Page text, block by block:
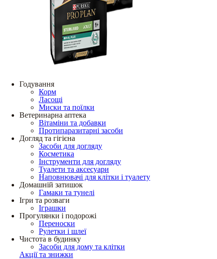
Годування
Корм
Ласощі
Миски та поїлки
Ветеринарна аптека
Вітаміни та добавки
Протипаразитарні засоби
Догляд та гігієна
Засоби для догляду
Косметика
Інструменти для догляду
Туалети та аксесуари
Наповнювачі для клітки і туалету
Домашній затишок
Гамаки та тунелі
Ігри та розваги
Іграшки
Прогулянки і подорожі
Переноски
Рулетки і шлеї
Чистота в будинку
Засоби для дому та клітки
Акції та знижки